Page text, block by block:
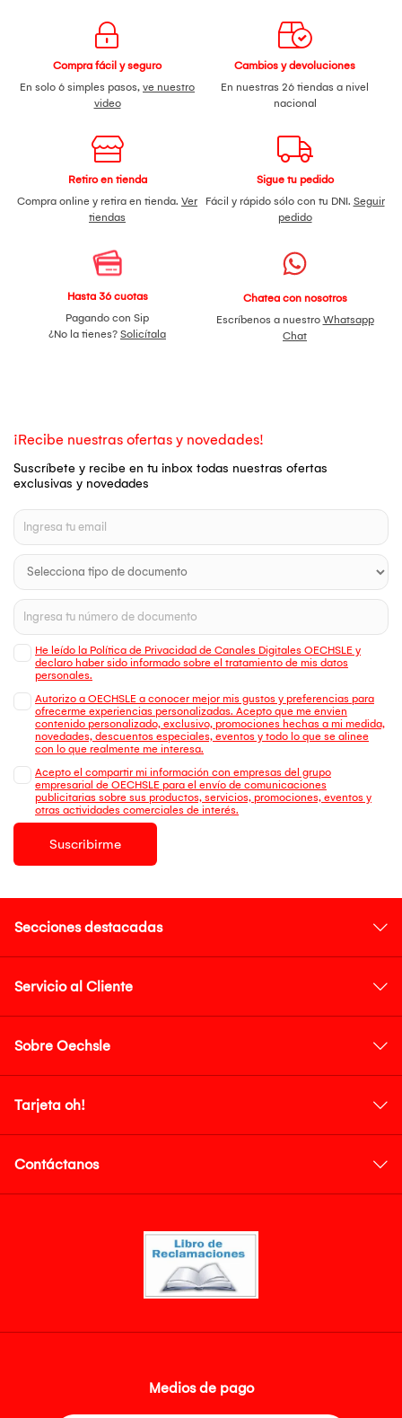
Compra fácil y seguro
En solo 6 simples pasos, ve nuestro
video
Cambios y devoluciones
En nuestras 26 tiendas a nivel
nacional
Retiro en tienda
Compra online y retira en tienda. Ver
tiendas
Sigue tu pedido
Fácil y rápido sólo con tu DNI. Seguir
pedido
Hasta 36 cuotas
Pagando con Sip
¿No la tienes? Solicítala
Chatea con nosotros
Escríbenos a nuestro Whatsapp
Chat
¡Recibe nuestras ofertas y novedades!
Suscríbete y recibe en tu inbox todas nuestras ofertas
exclusivas y novedades
He leído la Política de Privacidad de Canales Digitales OECHSLE y
declaro haber sido informado sobre el tratamiento de mis datos
personales.
Autorizo a OECHSLE a conocer mejor mis gustos y preferencias para
ofrecerme experiencias personalizadas. Acepto que me envien
contenido personalizado, exclusivo, promociones hechas a mi medida,
novedades, descuentos especiales, eventos y todo lo que se alinee
con lo que realmente me interesa.
Acepto el compartir mi información con empresas del grupo
empresarial de OECHSLE para el envío de comunicaciones
publicitarias sobre sus productos, servicios, promociones, eventos y
otras actividades comerciales de interés.
Suscribirme
Secciones destacadas
Servicio al Cliente
Sobre Oechsle
Tarjeta oh!
Contáctanos
Medios de pago